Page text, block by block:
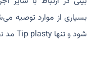
بسیاری از موارد توصیه
شود و تنها Tip plasty مد نظر قرار نگیرد.